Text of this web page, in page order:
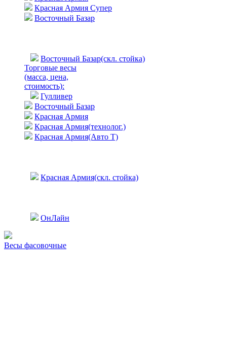
Красная Армия Супер
Восточный Базар
Восточный Базар(скл. стойка)
Торговые весы
(масса, цена,
стоимость):
Гулливер
Восточный Базар
Красная Армия
Красная Армия(технолог.)
Красная Армия(Авто Т)
Красная Армия(скл. стойка)
ОнЛайн
Весы фасовочные